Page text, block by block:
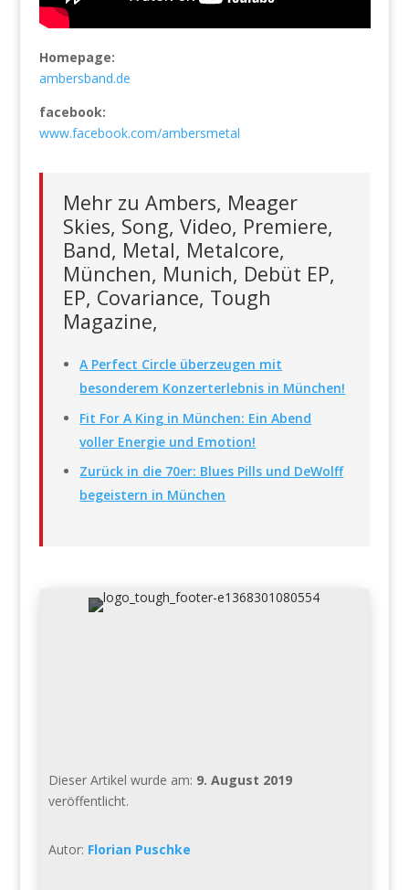
Homepage:
ambersband.de
facebook:
www.facebook.com/ambersmetal
Mehr zu Ambers, Meager
Skies, Song, Video, Premiere,
Band, Metal, Metalcore,
München, Munich, Debüt EP,
EP, Covariance, Tough
Magazine,
A Perfect Circle überzeugen mit
besonderem Konzerterlebnis in München!
Fit For A King in München: Ein Abend
voller Energie und Emotion!
Zurück in die 70er: Blues Pills und DeWolff
begeistern in München
Dieser Artikel wurde am: 9. August 2019
veröffentlicht.
Autor: Florian Puschke